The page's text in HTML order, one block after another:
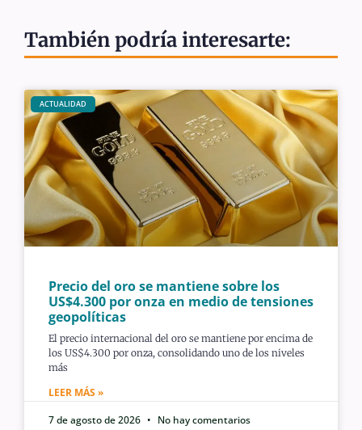
También podría interesarte:
ACTUALIDAD
Precio del oro se mantiene sobre los
US$4.300 por onza en medio de tensiones
geopolíticas
El precio internacional del oro se mantiene por encima de
los US$4.300 por onza, consolidando uno de los niveles
más
LEER MÁS »
7 de agosto de 2026
No hay comentarios